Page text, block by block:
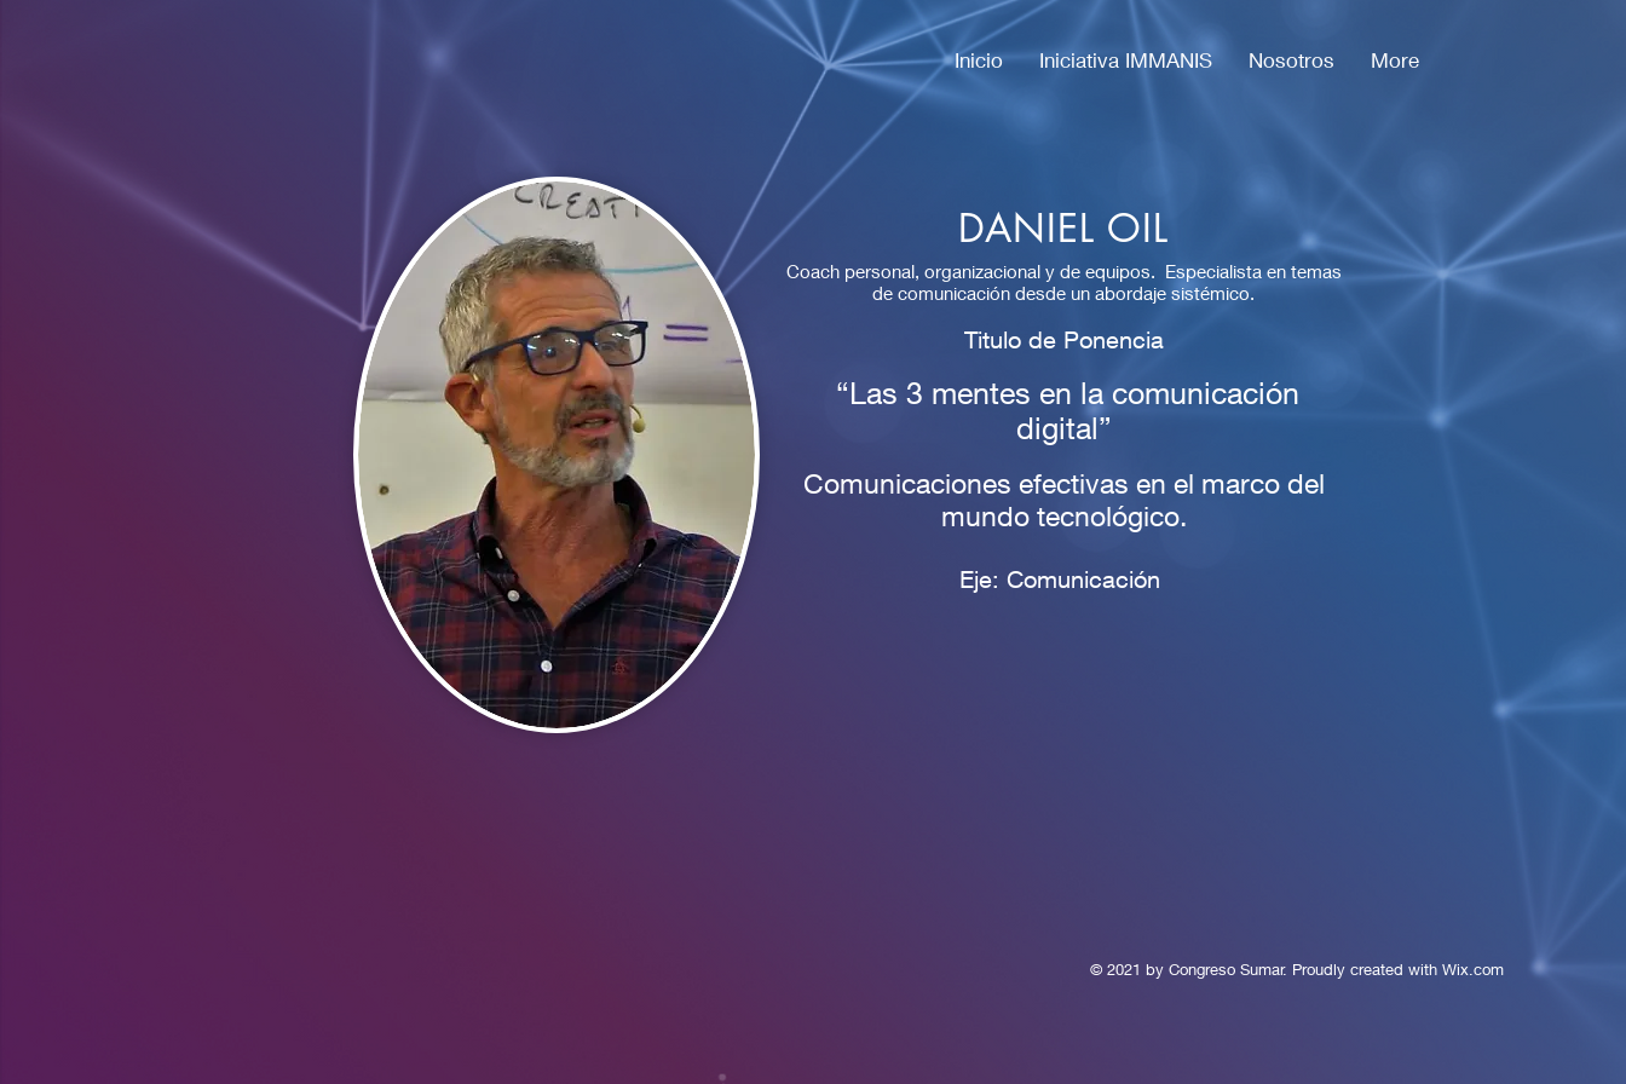
Inicio Iniciativa IMMANIS Nosotros More
DANIEL OIL
Coach personal, organizacional y de equipos. Especialista en temas
de comunicación desde un abordaje sistémico.
Titulo de Ponencia
“Las 3 mentes en la comunicación
digital”
Comunicaciones efectivas en el marco del
mundo tecnológico.
Eje: Comunicación
© 2021 by Congreso Sumar. Proudly created with Wix.com